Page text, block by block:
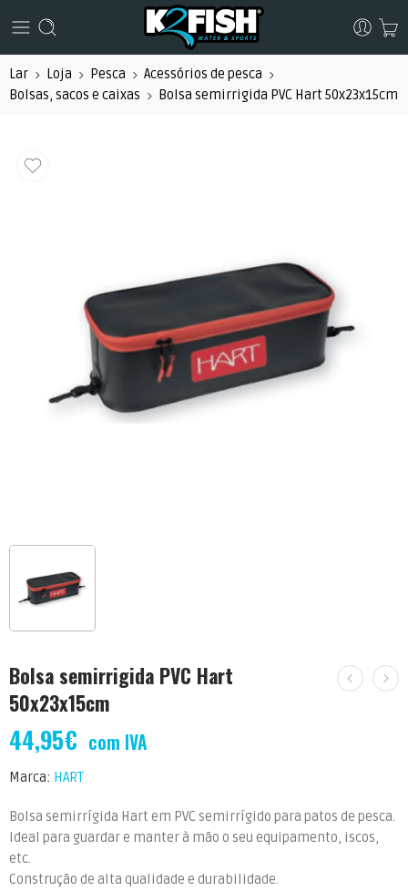
Lar Loja Pesca
Acessórios de pesca
Bolsas, sacos e caixas
Bolsa semirrigida PVC Hart 50x23x15cm
Bolsa semirrigida PVC Hart
50x23x15cm
44,95€ com IVA
Marca: HART
Bolsa semirrígida Hart em PVC semirrígido para patos de pesca.
Ideal para guardar e manter à mão o seu equipamento, iscos,
etc.
Construção de alta qualidade e durabilidade.